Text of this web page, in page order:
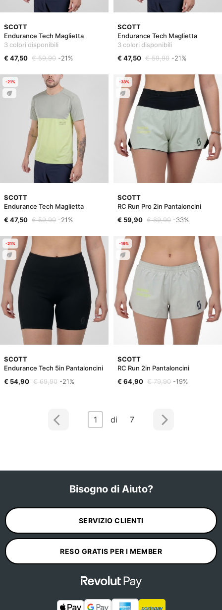
SCOTT
Endurance Tech Maglietta
3 colori disponibili
€ 47,50 € 59,90 -21%
SCOTT
Endurance Tech Maglietta
3 colori disponibili
€ 47,50 € 59,90 -21%
SCOTT
Endurance Tech Maglietta
€ 47,50 € 59,90 -21%
-21%
SCOTT
RC Run Pro 2in Pantaloncini
€ 59,90 € 89,90 -33%
-33%
SCOTT
Endurance Tech 5in Pantaloncini
€ 54,90 € 69,90 -21%
-21%
SCOTT
RC Run 2in Pantaloncini
€ 64,90 € 79,90 -19%
-19%
1 di 7
Bisogno di Aiuto?
SERVIZIO CLIENTI
RESO GRATIS PER I MEMBER